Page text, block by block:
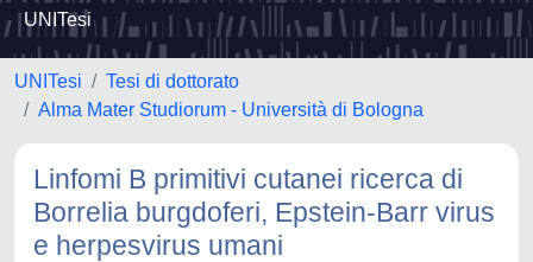
UNITesi
UNITesi
Tesi di dottorato
Alma Mater Studiorum - Università di Bologna
Linfomi B primitivi cutanei ricerca di
Borrelia burgdoferi, Epstein-Barr virus
e herpesvirus umani